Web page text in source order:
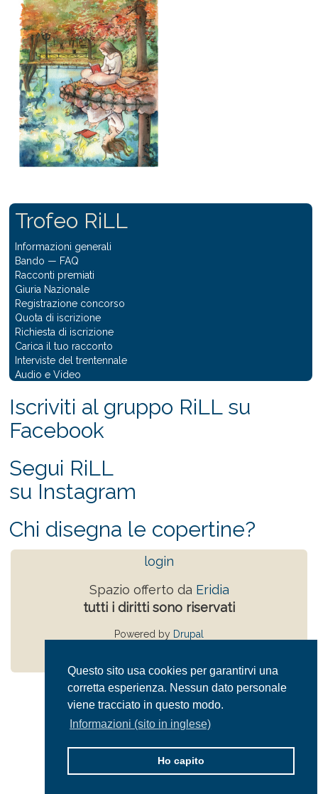
Questo sito usa cookies per garantirvi una
corretta esperienza. Nessun dato personale
viene tracciato in questo modo.
Informazioni (sito in inglese)
Ho capito
Trofeo RiLL
Informazioni generali
Bando — FAQ
Racconti premiati
Giuria Nazionale
Registrazione concorso
Quota di iscrizione
Richiesta di iscrizione
Carica il tuo racconto
Interviste del trentennale
Audio e Video
Iscriviti al gruppo RiLL su
Facebook
Segui RiLL
su Instagram
Chi disegna le copertine?
login
Spazio offerto da Eridia
tutti i diritti sono riservati
Powered by Drupal